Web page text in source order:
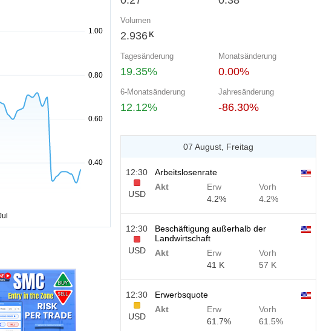
Volumen
2.936 K
Tagesänderung
19.35%
Monatsänderung
0.00%
6-Monatsänderung
12.12%
Jahresänderung
-86.30%
07 August, Freitag
12:30
USD
Arbeitslosenrate
Akt
Erw
4.2%
Vorh
4.2%
12:30
USD
Beschäftigung außerhalb der
Landwirtschaft
Akt
Erw
41 K
Vorh
57 K
12:30
USD
Erwerbsquote
Akt
Erw
61.7%
Vorh
61.5%